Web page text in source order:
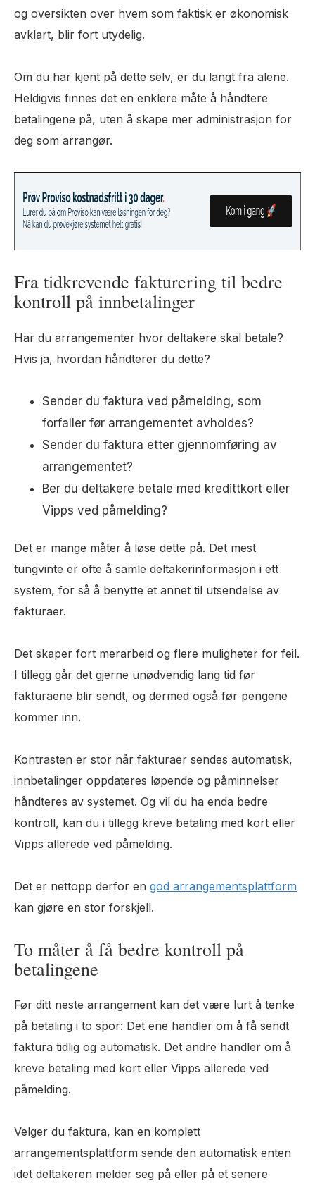
og oversikten over hvem som faktisk er økonomisk
avklart, blir fort utydelig.
Om du har kjent på dette selv, er du langt fra alene.
Heldigvis finnes det en enklere måte å håndtere
betalingene på, uten å skape mer administrasjon for
deg som arrangør.
Fra tidkrevende fakturering til bedre
kontroll på innbetalinger
Har du arrangementer hvor deltakere skal betale?
Hvis ja, hvordan håndterer du dette?
Sender du faktura ved påmelding, som
forfaller før arrangementet avholdes?
Sender du faktura etter gjennomføring av
arrangementet?
Ber du deltakere betale med kredittkort eller
Vipps ved påmelding?
Det er mange måter å løse dette på. Det mest
tungvinte er ofte å samle deltakerinformasjon i ett
system, for så å benytte et annet til utsendelse av
fakturaer.
Det skaper fort merarbeid og flere muligheter for feil.
I tillegg går det gjerne unødvendig lang tid før
fakturaene blir sendt, og dermed også før pengene
kommer inn.
Kontrasten er stor når fakturaer sendes automatisk,
innbetalinger oppdateres løpende og påminnelser
håndteres av systemet. Og vil du ha enda bedre
kontroll, kan du i tillegg kreve betaling med kort eller
Vipps allerede ved påmelding.
Det er nettopp derfor en god arrangementsplattform
kan gjøre en stor forskjell.
To måter å få bedre kontroll på
betalingene
Før ditt neste arrangement kan det være lurt å tenke
på betaling i to spor: Det ene handler om å få sendt
faktura tidlig og automatisk. Det andre handler om å
kreve betaling med kort eller Vipps allerede ved
påmelding.
Velger du faktura, kan en komplett
arrangementsplattform sende den automatisk enten
idet deltakeren melder seg på eller på et senere